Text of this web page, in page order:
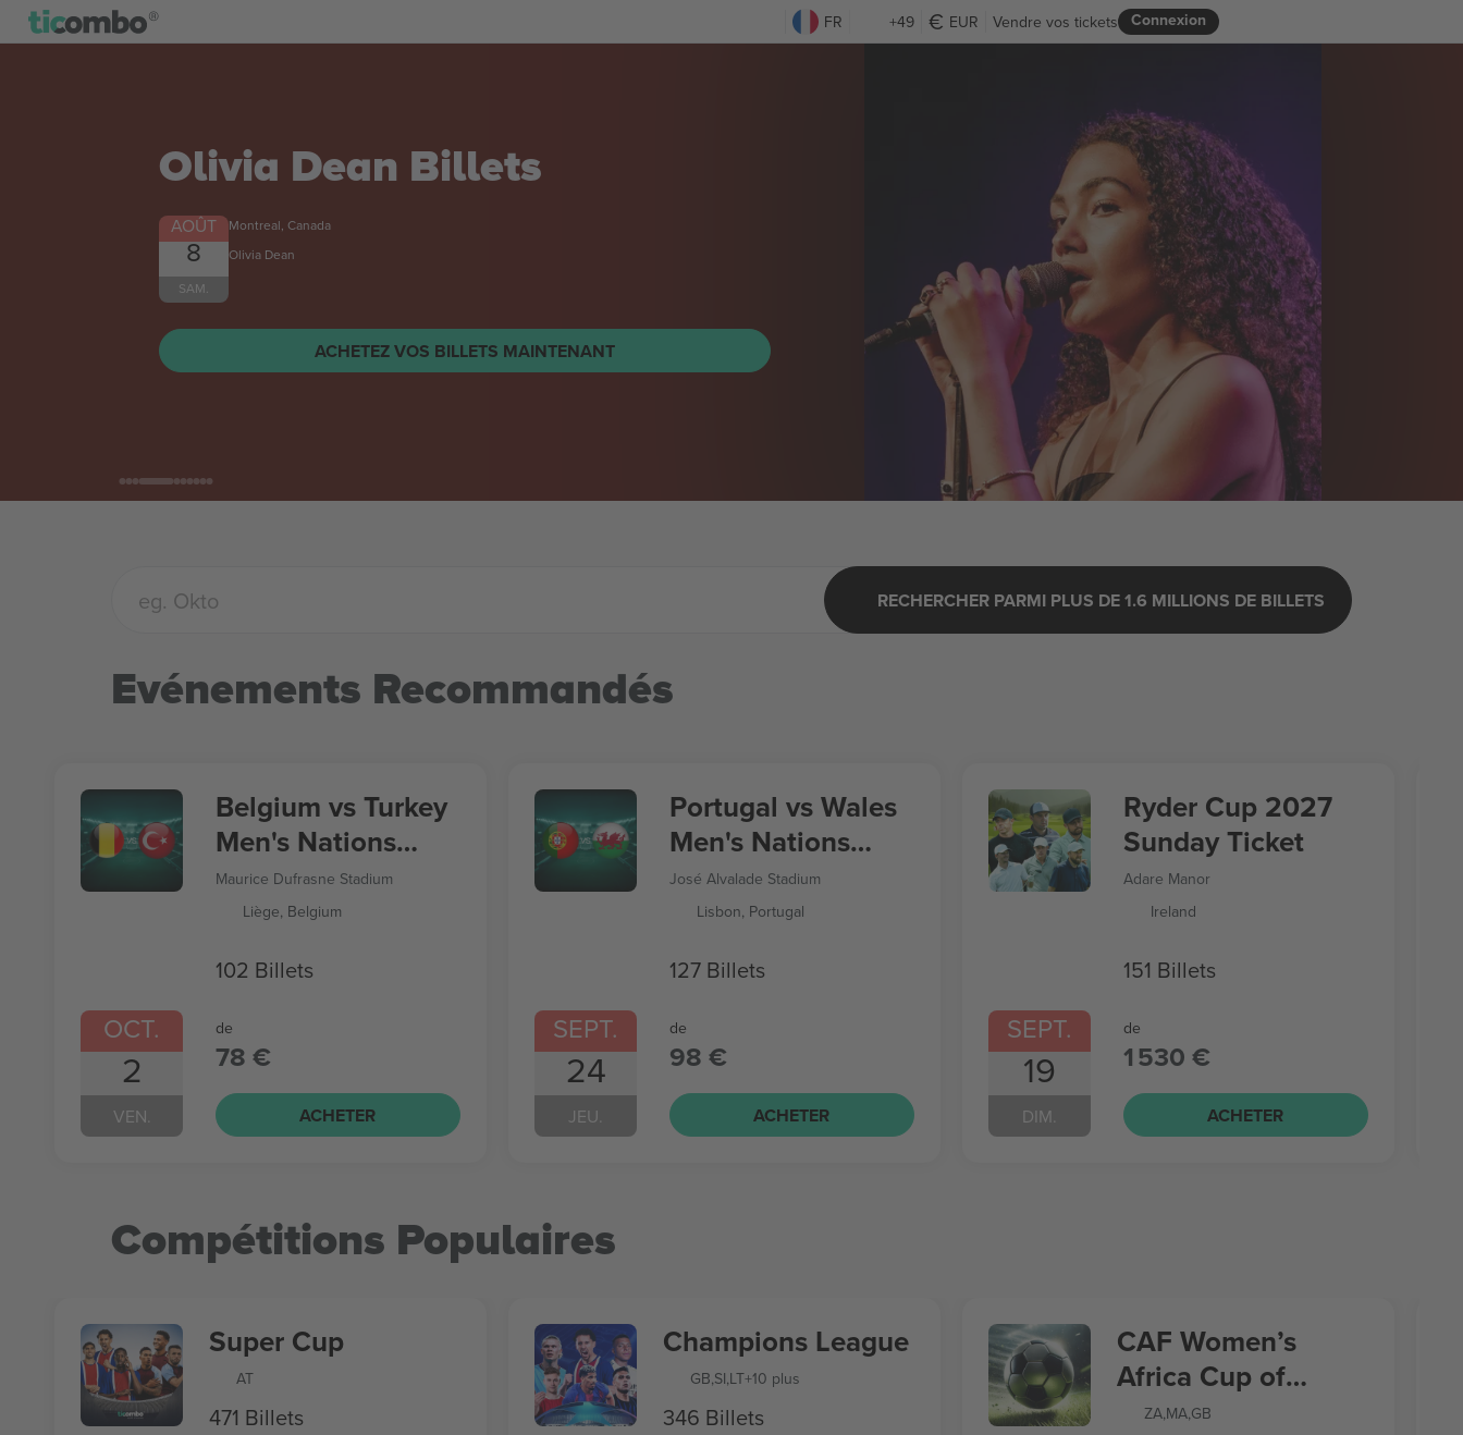
FR +49 EUR Connexion
Vendre vos tickets
Olivia Dean Billets
AOÛT
8
SAM.
Montreal, Canada
Olivia Dean
ACHETEZ VOS BILLETS MAINTENANT
RECHERCHER PARMI PLUS DE 1.6 MILLIONS DE BILLETS
Evénements Recommandés
OCT.
2
VEN.
Belgium vs Turkey
Men's Nations
League
Maurice Dufrasne Stadium
Liège, Belgium
102 Billets
de
78 €
ACHETER
SEPT.
24
JEU.
Portugal vs Wales
Men's Nations
League
José Alvalade Stadium
Lisbon, Portugal
127 Billets
de
98 €
ACHETER
SEPT.
19
DIM.
Ryder Cup 2027
Sunday Ticket
Adare Manor
Ireland
151 Billets
de
1 530 €
ACHETER
Compétitions Populaires
Super Cup
AT
471 Billets
Champions League
GB,SI,LT+10 plus
346 Billets
CAF Women’s
Africa Cup of
Nations
ZA,MA,GB